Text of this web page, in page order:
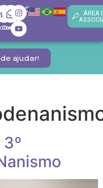
Contato
ÁREA
ajudar!